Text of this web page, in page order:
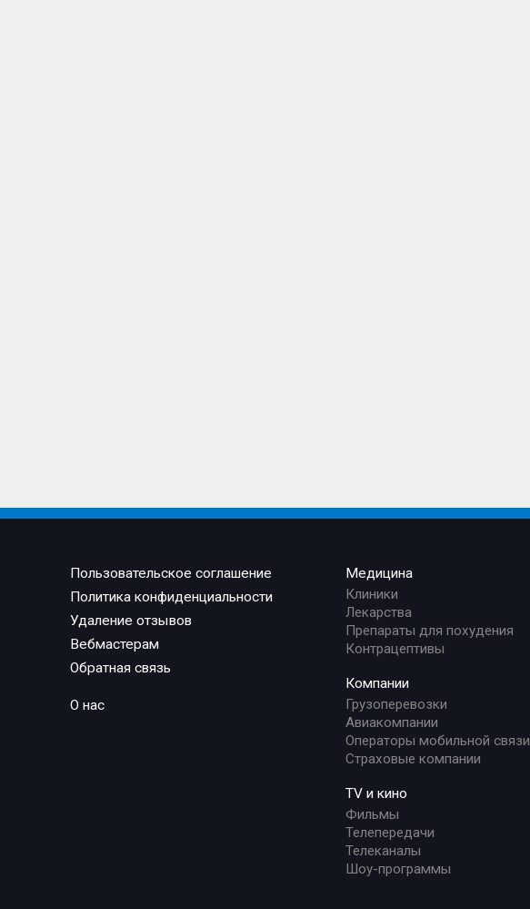
Пользовательское соглашение
Политика конфиденциальности
Удаление отзывов
Вебмастерам
Обратная связь
О нас
Медицина
Клиники
Лекарства
Препараты для похудения
Контрацептивы
Компании
Грузоперевозки
Авиакомпании
Операторы мобильной связи
Страховые компании
TV и кино
Фильмы
Телепередачи
Телеканалы
Шоу-программы